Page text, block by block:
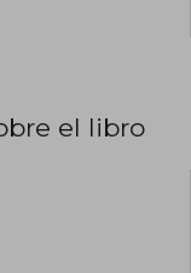
el libro